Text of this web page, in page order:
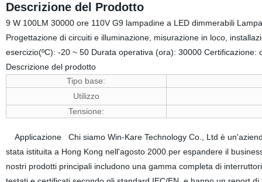
Descrizione del Prodotto
9 W 100LM 30000 ore 110V G9 lampadine a LED dimmerabili
Progettazione di circuiti e illuminazione, misurazione in loco,
esercizio(ºC): -20 ~ 50 Durata operativa (ora): 30000
Descrizione del prodotto
Tipo base:
Utilizzo
Tensione:
Applicazione Chi siamo Win-Kare Technology Co., Ltd è
stata istituita a Hong Kong nell'agosto 2000.per espandere il
nostri prodotti principali includono una gamma completa di